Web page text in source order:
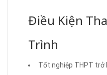
Điều Kiện
Trình
Tốt nghiệp THPT trở